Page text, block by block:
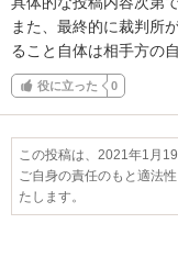
また、最終的に裁判所
ること自体は相手方の自
役に立った 0
この投稿は、2021年1月
ご自身の責任のもと適法
たします。